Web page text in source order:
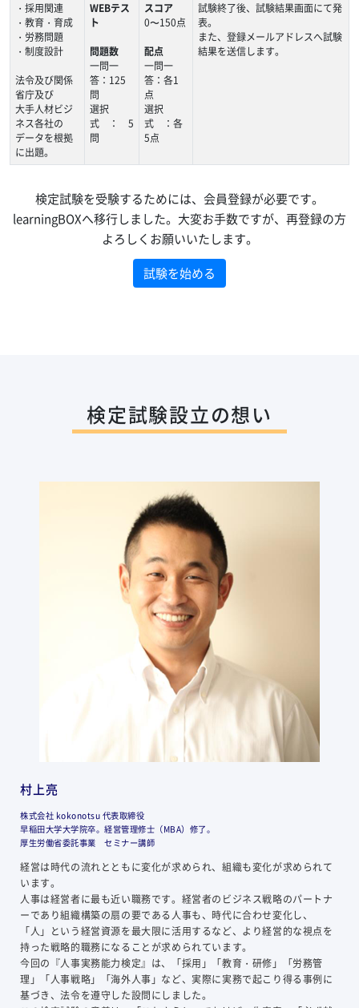
・採用関連
・教育・育成
・労務問題
・制度設計
法令及び関係
省庁及び
大手人材ビジ
ネス各社の
データを根拠
に出題。
WEBテス
ト
問題数
一問一
答：125
問
選択
式 ： 5
問
スコア
0〜150点
配点
一問一
答：各1
点
選択
式 ：各
5点
試験終了後、試験結果画面にて発
表。
また、登録メールアドレスへ試験
結果を送信します。
検定試験を受験するためには、会員登録が必要です。
learningBOXへ移行しました。大変お手数ですが、再登録の方
よろしくお願いいたします。
試験を始める
検定試験設立の想い
村上亮
株式会社 kokonotsu 代表取締役
早稲田大学大学院卒。経営管理修士（MBA）修了。
厚生労働省委託事業 セミナー講師
経営は時代の流れとともに変化が求められ、組織も変化が求められて
います。
人事は経営者に最も近い職務です。経営者のビジネス戦略のパートナ
ーであり組織構築の扇の要である人事も、時代に合わせ変化し、
「人」という経営資源を最大限に活用するなど、より経営的な視点を
持った戦略的職務になることが求められています。
今回の『人事実務能力検定』は、「採用」「教育・研修」「労務管
理」「人事戦略」「海外人事」など、実際に実務で起こり得る事例に
基づき、法令を遵守した設問にしました。